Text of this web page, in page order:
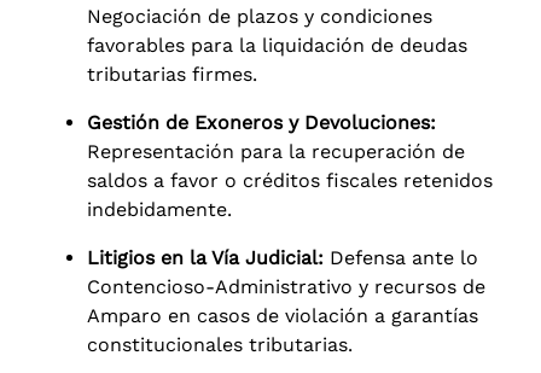
Negociación de plazos y condiciones
favorables para la liquidación de deudas
tributarias firmes.
Gestión de Exoneros y Devoluciones:
Representación para la recuperación de
saldos a favor o créditos fiscales retenidos
indebidamente.
Litigios en la Vía Judicial: Defensa ante lo
Contencioso-Administrativo y recursos de
Amparo en casos de violación a garantías
constitucionales tributarias.